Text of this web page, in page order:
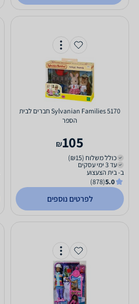
Sylvanian Families 5170 חברים לבית
הספר
105
₪
כולל משלוח (₪15)
עד 3 ימי עסקים
ב- בית הצעצוע
5.0
(878)
לפרטים נוספים